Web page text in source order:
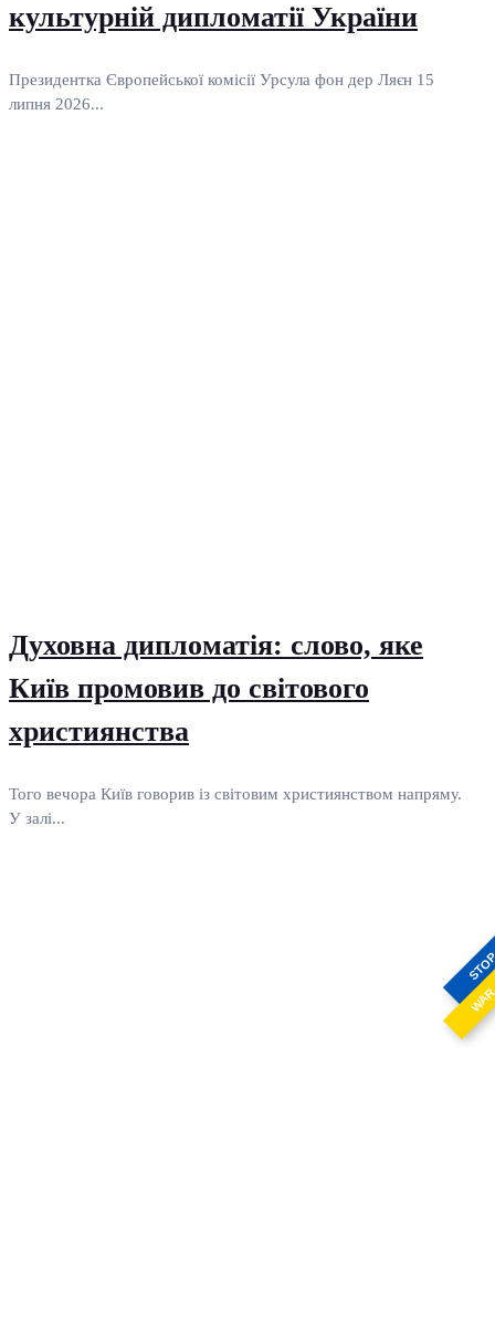
культурній дипломатії України
Президентка Європейської комісії Урсула фон дер Ляєн 15
липня 2026...
Духовна дипломатія: слово, яке
Київ промовив до світового
християнства
Того вечора Київ говорив із світовим християнством напряму.
У залі...